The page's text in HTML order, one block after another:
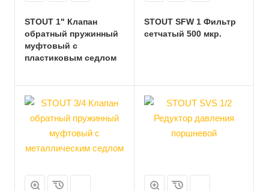
STOUT 1" Клапан
обратный пружинный
муфтовый с
пластиковым седлом
STOUT SFW 1 Фильтр
сетчатый 500 мкр.